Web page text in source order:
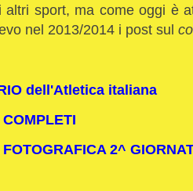
altri sport, ma come oggi è
nel 2013/2014 i post sul
dell'Atletica italiana
2^